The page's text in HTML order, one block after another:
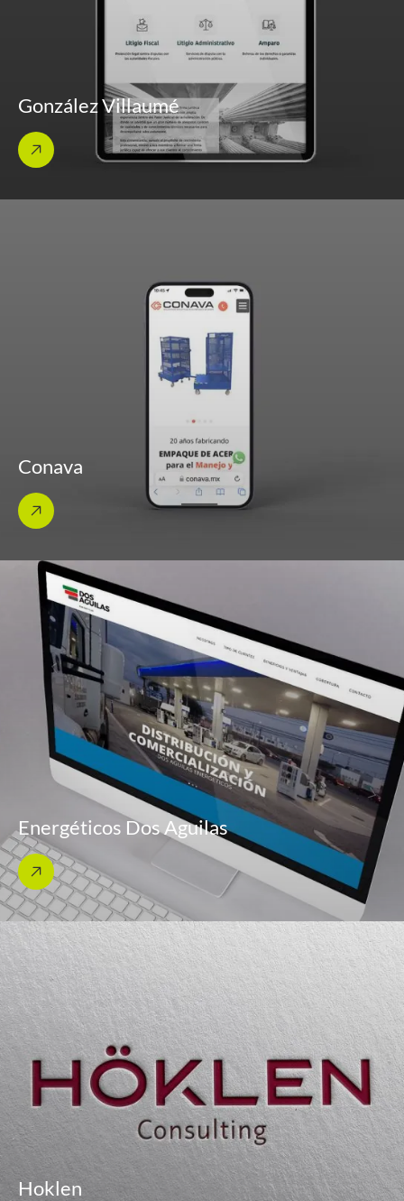
González Villaumé
Conava
Energéticos Dos Aguilas
Hoklen